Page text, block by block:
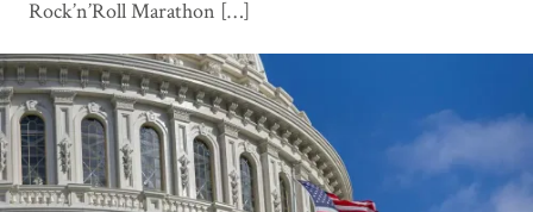
Rock’n’Roll Marathon […]